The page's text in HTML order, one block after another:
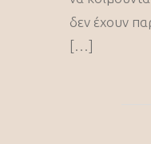
δεν έχουν
[…]